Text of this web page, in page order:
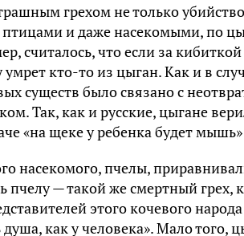
грехом не только
и даже насекомыми, по
считалось, что если за
умрет кто-то из цыган. Как и в
существ было связано с
Так, как и русские, цыгане
«на щеке у ребенка будет
насекомого, пчелы,
пчелу — такой же смертный грех,
этого кочевого
как у человека». Мало того,